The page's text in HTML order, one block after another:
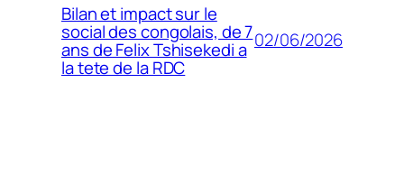
Bilan et impact sur le
social des congolais, de 7
ans de Felix Tshisekedi a
la tete de la RDC
02/06/2026